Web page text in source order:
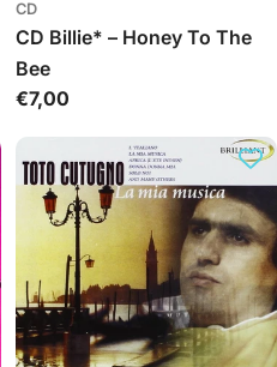
CD
CD Billie* – Honey To The
Bee
Įprasta
€7,00